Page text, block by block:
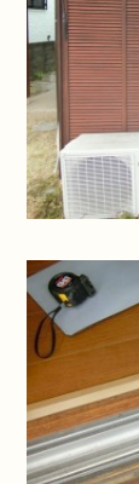
▲リ